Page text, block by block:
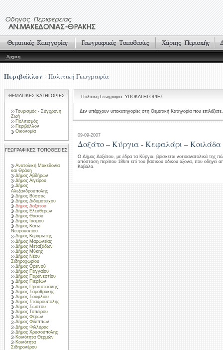
Αρχική
Περιβάλλον Πολιτική Γεωγραφία
ΘΕΜΑΤΙΚΕΣ ΚΑΤΗΓΟΡΙΕΣ
Τουρισμός - Σύγχρονη
Ζωή
Πολιτισμός
Περιβάλλον
Οικονομία
ΓΕΩΓΡΑΦΙΚΕΣ ΤΟΠΟΘΕΣΙΕΣ
Ανατολική Μακεδονία
και Θράκη
Δήμος Αβδήρων
Δήμος Αιγείρου
Δήμος
Αλεξανδρούπολης
Δήμος Βύσσας
Δήμος Διδυμοτείχου
Δήμος Δοξάτου
Δήμος Ελευθερών
Δήμος Θάσου
Δήμος Ιάσμου
Δήμος Κάτω
Νευροκοπίου
Δήμος Κεραμωτής
Δήμος Μαρωνείας
Δήμος Μεταξάδων
Δήμος Μύκης
Δήμος Νέου
Σιδηροχωρίου
Δήμος Ορεινού
Δήμος Παγγαίου
Δήμος Παρανεστίου
Δήμος Πιερέων
Δήμος Προσοτσάνης
Δήμος Σαμοθράκης
Δήμος Σουφλίου
Δήμος Σταυρούπολης
Δήμος Σώστου
Δήμος Τοπείρου
Δήμος Φερών
Δήμος Φιλίππων
Δήμος Φιλλύρας
Δήμος Χρυσούπολης
Κοινότητα Θερμών
Κοινότητα
Σιδηρονέρου
Πολιτική Γεωγραφία: ΥΠΟΚΑΤΗΓΟΡΙΕΣ
Δεν υπάρχουν υποκατηγορίες στη Θεματική Κατηγορία που επιλέξατε.
09-09-2007
Δοξάτο – Κύργια - Κεφαλάρι –
Ο Δήμος Δοξάτου, με έδρα τα Κύργια, βρίσκεται νοτιοανατολικά της
απόσταση περίπου 18km επί του βασικού οδικού άξονα, που οδηγεί
Καβάλα.